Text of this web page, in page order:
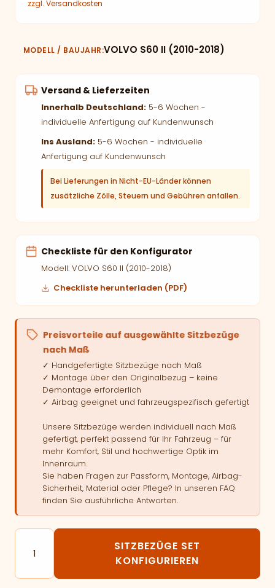
zzgl. Versandkosten
MODELL / BAUJAHR VOLVO S60 II (2010-2018)
Versand & Lieferzeiten
Innerhalb Deutschland: 5-6 Wochen -
individuelle Anfertigung auf Kundenwunsch
Ins Ausland: 5-6 Wochen - individuelle
Anfertigung auf Kundenwunsch
Bei Lieferungen in Nicht-EU-Länder können
zusätzliche Zölle, Steuern und Gebühren anfallen.
Checkliste für den Konfigurator
Modell: VOLVO S60 II (2010-2018)
Checkliste herunterladen (PDF)
Preisvorteile auf ausgewählte Sitzbezüge
nach Maß
✓ Handgefertigte Sitzbezüge nach Maß
✓ Montage über den Originalbezug – keine
Demontage erforderlich
✓ Airbag geeignet und fahrzeugspezifisch gefertigt
Unsere Sitzbezüge werden individuell nach Maß
gefertigt, perfekt passend für Ihr Fahrzeug – für
mehr Komfort, Stil und hochwertige Optik im
Innenraum.
Sie haben Fragen zur Passform, Montage, Airbag-
Sicherheit, Material oder Pflege? In unseren FAQ
finden Sie ausführliche Antworten.
Autositzbezüge passend für VOLVO S60 II Menge
SITZBEZÜGE SET
KONFIGURIEREN